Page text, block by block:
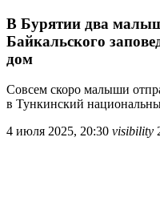
В Бурятии два
Байкальского
дом
Совсем скоро малыши
в Тункинский
4 июля 2025, 20:30 visibility